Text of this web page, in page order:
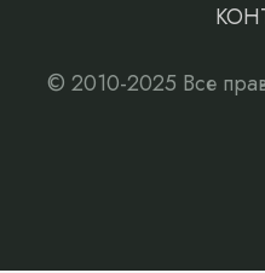
© 2010-2025 Все